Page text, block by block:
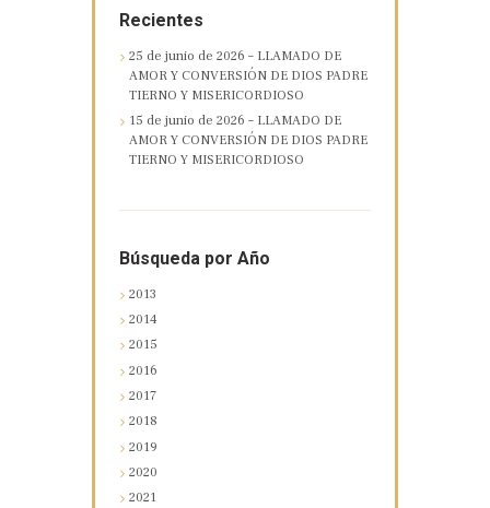
Recientes
25 de junio de 2026 – LLAMADO DE
AMOR Y CONVERSIÓN DE DIOS PADRE
TIERNO Y MISERICORDIOSO
15 de junio de 2026 – LLAMADO DE
AMOR Y CONVERSIÓN DE DIOS PADRE
TIERNO Y MISERICORDIOSO
Búsqueda por Año
2013
2014
2015
2016
2017
2018
2019
2020
2021